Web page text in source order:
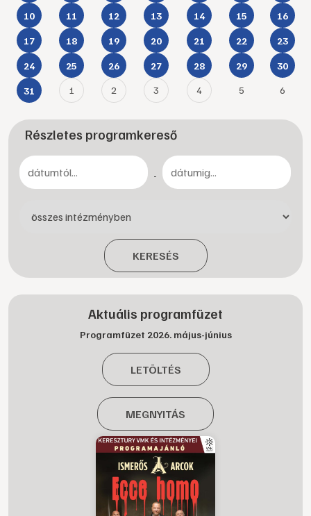
10 11 12 13 14 15 16
17 18 19 20 21 22 23
24 25 26 27 28 29 30
31 1 2 3 4 5 6
Részletes programkereső
-
KERESÉS
Aktuális programfüzet
Programfüzet 2026. május-június
LETÖLTÉS
MEGNYITÁS